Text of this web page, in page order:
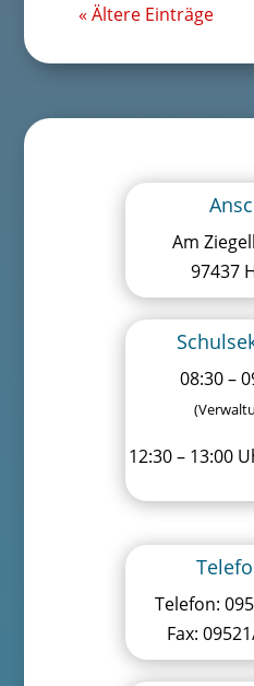
« Ältere Einträge
Am
97437
08:30 –
12:30 – 13:00
Telefon:
Fax: